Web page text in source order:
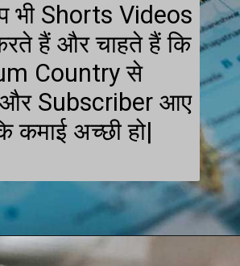
भी Shorts Videos
हैं और चाहते हैं कि
Country से
Subscriber आए
कमाई अच्छी हो|